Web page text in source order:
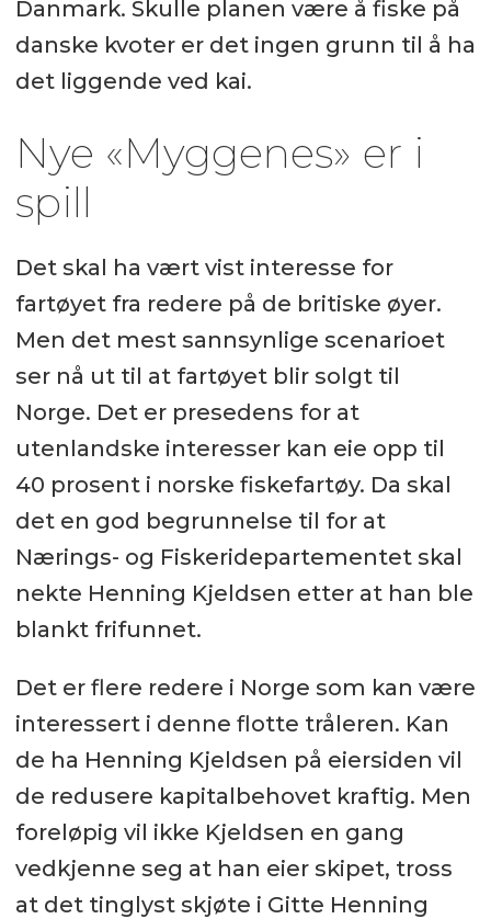
Danmark. Skulle planen være å fiske på
danske kvoter er det ingen grunn til å ha
det liggende ved kai.
Nye «Myggenes» er i
spill
Det skal ha vært vist interesse for
fartøyet fra redere på de britiske øyer.
Men det mest sannsynlige scenarioet
ser nå ut til at fartøyet blir solgt til
Norge. Det er presedens for at
utenlandske interesser kan eie opp til
40 prosent i norske fiskefartøy. Da skal
det en god begrunnelse til for at
Nærings- og Fiskeridepartementet skal
nekte Henning Kjeldsen etter at han ble
blankt frifunnet.
Det er flere redere i Norge som kan være
interessert i denne flotte tråleren. Kan
de ha Henning Kjeldsen på eiersiden vil
de redusere kapitalbehovet kraftig. Men
foreløpig vil ikke Kjeldsen en gang
vedkjenne seg at han eier skipet, tross
at det tinglyst skjøte i Gitte Henning